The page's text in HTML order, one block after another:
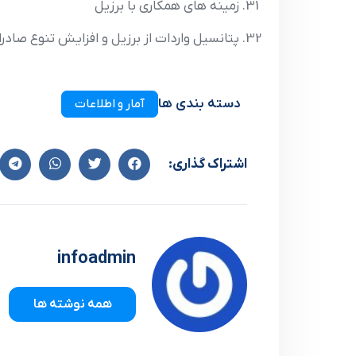
زمینه های همکاری با برزیل
پتانسیل واردات از برزیل و افزایش تنوع
دسته بندی ها آمار و اطلاعات
اشتراک گذاری:
infoadmin
همه نوشته ها